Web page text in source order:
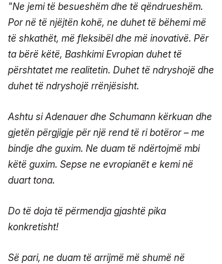
"Ne jemi të besueshëm dhe të qëndrueshëm.
Por në të njëjtën kohë, ne duhet të bëhemi më
të shkathët, më fleksibël dhe më inovativë. Për
ta bërë këtë, Bashkimi Evropian duhet të
përshtatet me realitetin. Duhet të ndryshojë dhe
duhet të ndryshojë rrënjësisht.
Ashtu si Adenauer dhe Schumann kërkuan dhe
gjetën përgjigje për një rend të ri botëror – me
bindje dhe guxim. Ne duam të ndërtojmë mbi
këtë guxim. Sepse ne evropianët e kemi në
duart tona.
Do të doja të përmendja gjashtë pika
konkretisht!
Së pari, ne duam të arrijmë më shumë në